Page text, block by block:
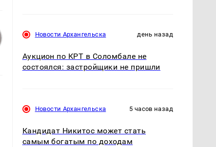
Новости Архангельска день назад
Аукцион по КРТ в Соломбале не
состоялся: застройщики не пришли
Новости Архангельска 5 часов назад
Кандидат Никитос может стать
самым богатым по доходам